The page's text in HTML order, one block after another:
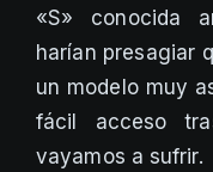
«S» conocida
harían presagiar
un modelo muy
fácil acceso
vayamos a sufrir.